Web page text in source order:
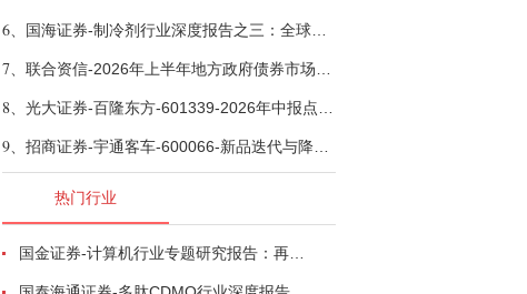
6、
7、
8、
9、
热门行业